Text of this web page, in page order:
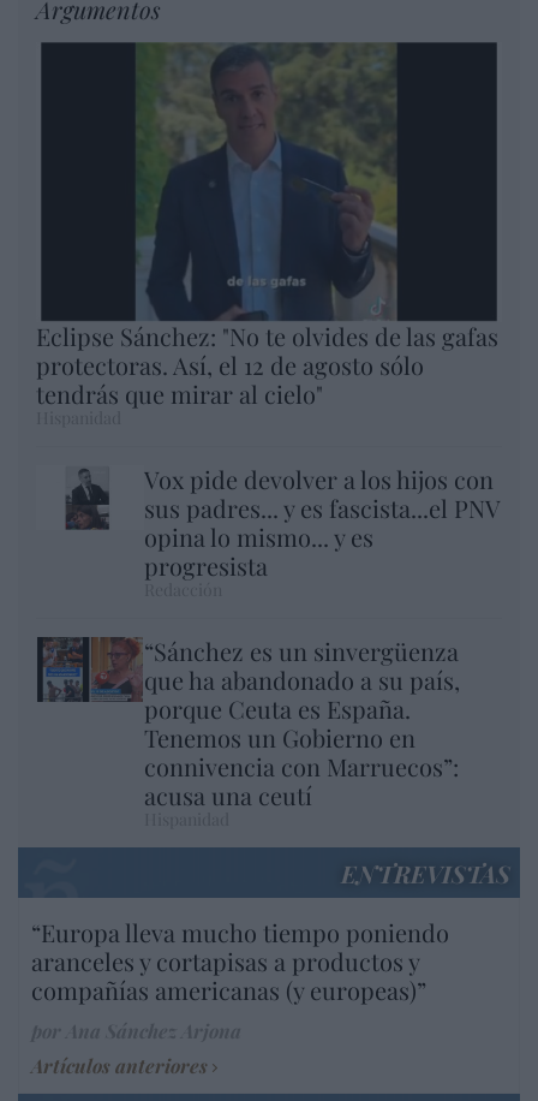
Argumentos
Eclipse Sánchez: "No te olvides de las gafas
protectoras. Así, el 12 de agosto sólo
tendrás que mirar al cielo"
Vox pide devolver a los hijos con
sus padres... y es fascista...el PNV
opina lo mismo... y es
progresista
“Sánchez es un sinvergüenza
que ha abandonado a su país,
porque Ceuta es España.
Tenemos un Gobierno en
connivencia con Marruecos”:
acusa una ceutí
ENTREVISTAS
“Europa lleva mucho tiempo poniendo
aranceles y cortapisas a productos y
compañías americanas (y europeas)”
Artículos anteriores